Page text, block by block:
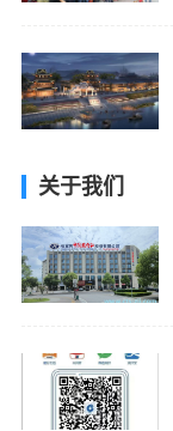
关于我们